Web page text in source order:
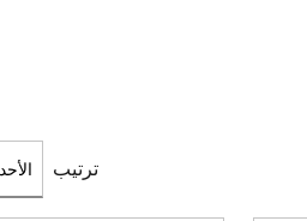
ترتيب